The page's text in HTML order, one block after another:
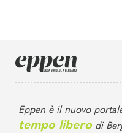
Eppen è il nuovo
tempo libero di